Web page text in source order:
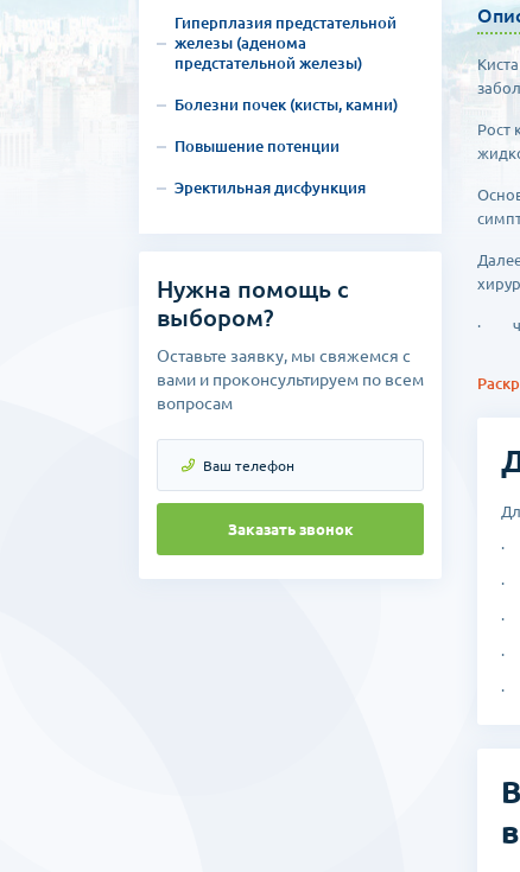
Гиперплазия предстательной
железы (аденома
предстательной железы)
Болезни почек (кисты, камни)
Повышение потенции
Эректильная дисфункция
Нужна помощь с
выбором?
Оставьте заявку, мы свяжемся с
вами и проконсультируем по всем
вопросам
Заказать звонок
Рост
·
·
·
·
·
·